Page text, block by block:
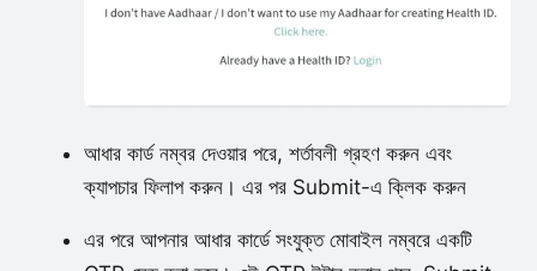
আধার কার্ড নম্বর দেওয়ার পরে, শর্তাবলী গ্রহণ করুন এবং
ক্যাপচার ফিলাপ করুন। এর পর Submit-এ ক্লিক করুন
এর পরে আপনার আধার কার্ডে সংযুক্ত মোবাইল নম্বরে একটি